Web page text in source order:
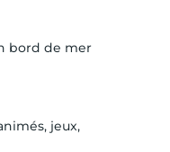
bord de mer
jeux,